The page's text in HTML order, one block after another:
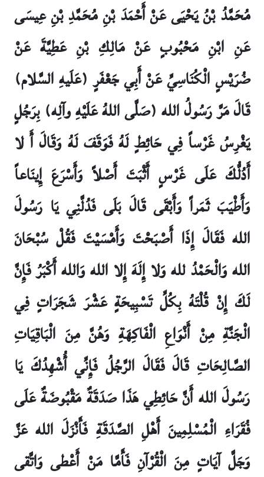
مُحَمَّدُ بْنُ يَحْيَى عَنْ أَحْمَدَ بْنِ مُحَمَّدِ بْنِ عِيسَى
عَنِ ابْنِ مَحْبُوبٍ عَنْ مَالِكِ بْنِ عَطِيَّةَ عَنْ
ضُرَيْسٍ الْكُنَاسِيِّ عَنْ أَبِي جَعْفَرٍ (عَلَيهِ السَّلام)
قَالَ مَرَّ رَسُولُ الله (صَلَّى اللهُ عَلَيْهِ وآلِه) بِرَجُلٍ
يَغْرِسُ غَرْساً فِي حَائِطٍ لَهُ فَوَقَفَ لَهُ وَقَالَ أَ لا
أَدُلُّكَ عَلَى غَرْسٍ أَثْبَتَ أَصْلاً وَأَسْرَعَ إِينَاعاً
وَأَطْيَبَ ثَمَراً وَأَبْقَى قَالَ بَلَى فَدُلَّنِي يَا رَسُولَ
الله فَقَالَ إِذَا أَصْبَحْتَ وَأَمْسَيْتَ فَقُلْ سُبْحَانَ
الله وَالْحَمْدُ لله وَلا إِلَهَ إِلا الله وَالله أَكْبَرُ فَإِنَّ
لَكَ إِنْ قُلْتَهُ بِكُلِّ تَسْبِيحَةٍ عَشْرَ شَجَرَاتٍ فِي
الْجَنَّةِ مِنْ أَنْوَاعِ الْفَاكِهَةِ وَهُنَّ مِنَ الْبَاقِيَاتِ
الصَّالِحَاتِ قَالَ فَقَالَ الرَّجُلُ فَإِنِّي أُشْهِدُكَ يَا
رَسُولَ الله أَنَّ حَائِطِي هَذَا صَدَقَةٌ مَقْبُوضَةٌ عَلَى
فُقَرَاءِ الْمُسْلِمِينَ أَهْلِ الصَّدَقَةِ فَأَنْزَلَ الله عَزَّ
وَجَلَّ آيَاتٍ مِنَ الْقُرْآنِ فَأَمَّا مَنْ أَعْطى‏ وَاتَّقى‏